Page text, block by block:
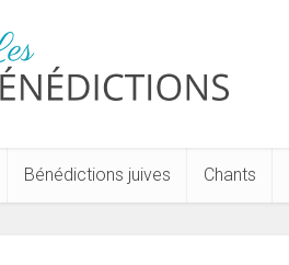
Bénédictions juives Chants